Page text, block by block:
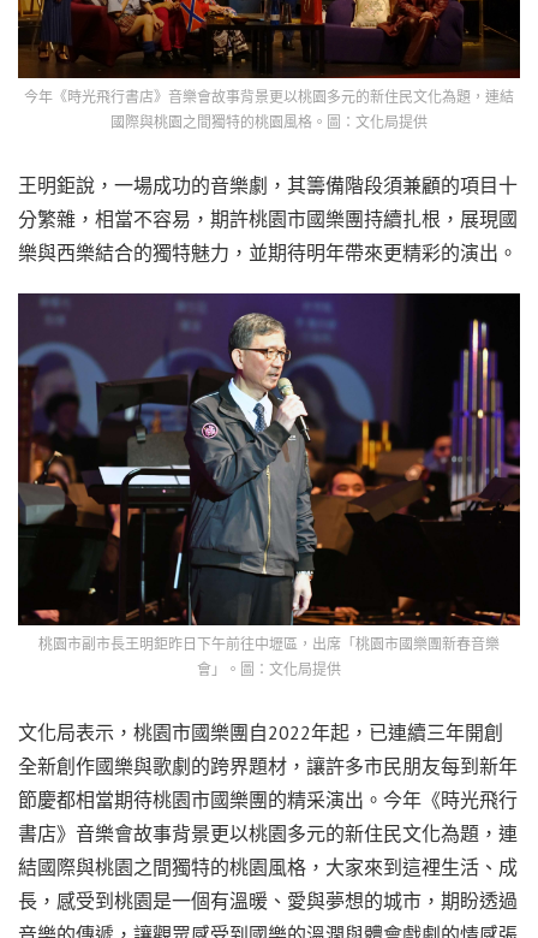
今年《時光飛行書店》音樂會故事背景更以桃園多元的新住民文化為題，連結
國際與桃園之間獨特的桃園風格。圖：文化局提供
王明鉅說，一場成功的音樂劇，其籌備階段須兼顧的項目十
分繁雜，相當不容易，期許桃園市國樂團持續扎根，展現國
樂與西樂結合的獨特魅力，並期待明年帶來更精彩的演出。
桃園市副市長王明鉅昨日下午前往中壢區，出席「桃園市國樂團新春音樂
會」。圖：文化局提供
文化局表示，桃園市國樂團自2022年起，已連續三年開創
全新創作國樂與歌劇的跨界題材，讓許多市民朋友每到新年
節慶都相當期待桃園市國樂團的精采演出。今年《時光飛行
書店》音樂會故事背景更以桃園多元的新住民文化為題，連
結國際與桃園之間獨特的桃園風格，大家來到這裡生活、成
長，感受到桃園是一個有溫暖、愛與夢想的城市，期盼透過